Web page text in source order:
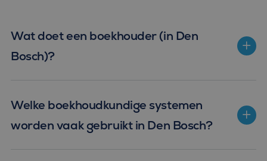
Wat doet een boekhouder (in Den
Bosch)?
Welke boekhoudkundige systemen
worden vaak gebruikt in Den Bosch?